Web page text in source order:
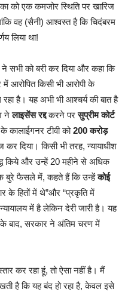
को एक कमजोर स्थिति पर खारिज
वह (सैनी) आश्वस्त है कि चिदंबरम
लिया था!
सभी को बरी कर दिया और कहा कि
आरोपित किसी भी आरोपी के
है। यह अभी भी आश्चर्य की बात है
नेलाइसेंस रद्दकरने परसुप्रीम कोर्ट
कालाईगनर टीवी को200 करोड़
दिया। किसी भी तरह, न्यायाधीश
किये और उन्हें 20 महीने से अधिक
बुरे फैसले में, कहते हैं कि उन्हेंकोई
के हितों में थे”और “प्रकृति में
में है लेकिन देरी जारी है। यह
के बाद, सरकार ने अंतिम चरण में
कर रहा हूं, तो ऐसा नहीं है। मैं
है कि यह बंद हो रहा है, केवल इसे